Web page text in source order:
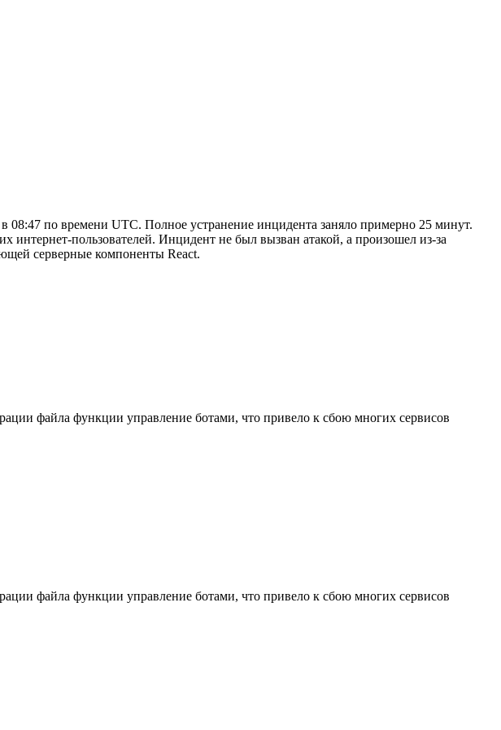
08:47 по времени UTC. Полное устранение инцидента заняло примерно 25 минут.
интернет-пользователей. Инцидент не был вызван атакой, а произошел из-за
серверные компоненты React.
файла функции управление ботами, что привело к сбою многих сервисов
файла функции управление ботами, что привело к сбою многих сервисов